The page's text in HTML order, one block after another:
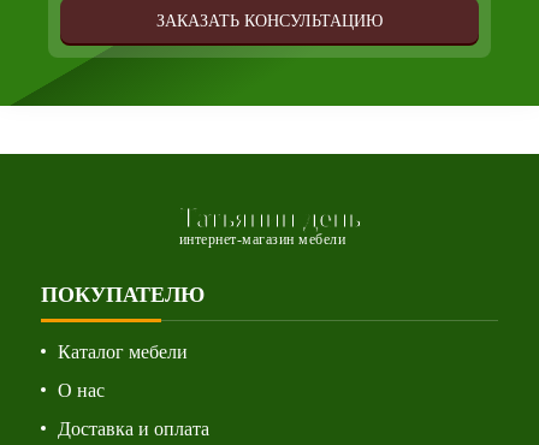
ЗАКАЗАТЬ КОНСУЛЬТАЦИЮ
Татьянин день
интернет-магазин мебели
ПОКУПАТЕЛЮ
Каталог мебели
О нас
Доставка и оплата